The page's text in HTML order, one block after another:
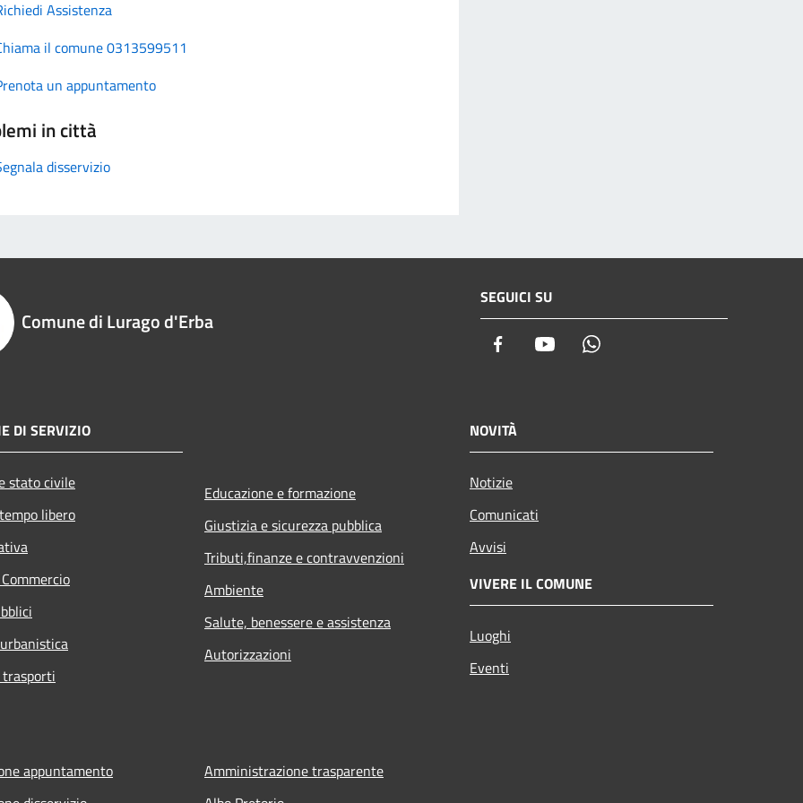
Assistenza
il comune 0313599511
un appuntamento
in città
disservizio
Comune di Lurago d'Erba
SEGUICI SU
Facebook Youtube
DI SERVIZIO
stato civile
libero
Educazione e formazione
Giustizia e sicurezza pubblica
Tributi,finanze e contravvenzioni
Ambiente
Salute, benessere e assistenza
Autorizzazioni
NOVITÀ
Notizie
Comunicati
Avvisi
VIVERE IL COMUNE
Luoghi
Eventi
appuntamento
Amministrazione trasparente